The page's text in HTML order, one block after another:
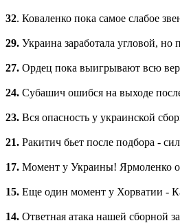
32. Коваленко пока самое слабое
29. Украина заработала угловой, но
27. Ордец пока выигрывают всю
24. Субашич ошибся на выходе
23. Вся опасность у украинской
21. Ракитич бьет после подбора -
17. Момент у Украины! Ярмоленко
15. Еще один момент у Хорватии -
14. Ответная атака нашей сборной